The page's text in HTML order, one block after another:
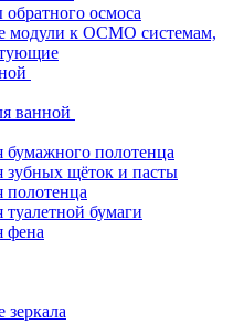
осмоса
модули к ОСМО системам,
ванной
бумажного полотенца
зубных щёток и пасты
полотенца
туалетной бумаги
фена
зеркала